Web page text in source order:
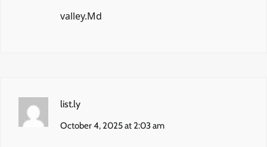
valley.Md
list.ly
October 4, 2025 at 2:03 am